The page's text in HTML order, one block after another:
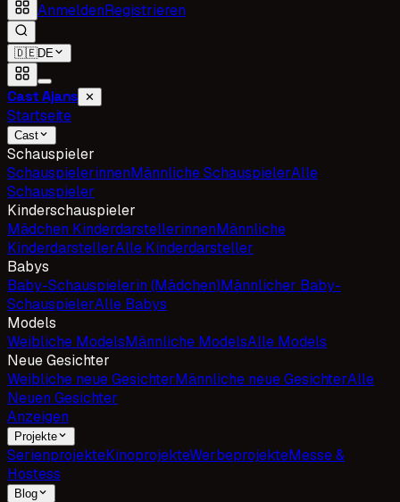
AnmeldenRegistrieren
🇩🇪DE
Cast Ajans ✕
Startseite
Cast
Schauspieler
SchauspielerinnenMännliche SchauspielerAlle
Schauspieler
Kinderschauspieler
Mädchen KinderdarstellerinnenMännliche
KinderdarstellerAlle Kinderdarsteller
Babys
Baby-Schauspielerin (Mädchen)Männlicher Baby-
SchauspielerAlle Babys
Models
Weibliche ModelsMännliche ModelsAlle Models
Neue Gesichter
Weibliche neue GesichterMännliche neue GesichterAlle
Neuen Gesichter
Anzeigen
Projekte
SerienprojekteKinoprojekteWerbeprojekteMesse &
Hostess
Blog